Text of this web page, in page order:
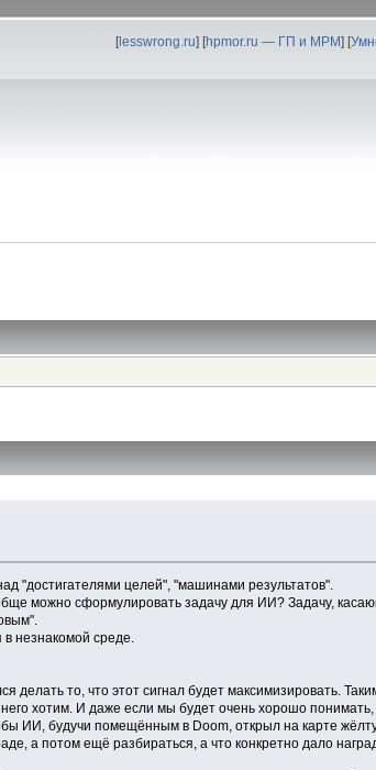
[lesswrong.ru] [hpmor.ru — ГП и МРМ] [
"достигателями целей", "машинами результатов".
можно сформулировать задачу для ИИ? Задачу,
в незнакомой среде.
то, что этот сигнал будет максимизировать.
хотим. И даже если мы будет очень хорошо понимать,
ИИ, будучи помещённым в Doom, открыл на карте
а потом ещё разбираться, а что конкретно дало